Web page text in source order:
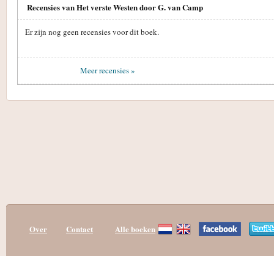
Recensies van Het verste Westen door G. van Camp
Er zijn nog geen recensies voor dit boek.
Meer recensies »
Over Contact Alle boeken